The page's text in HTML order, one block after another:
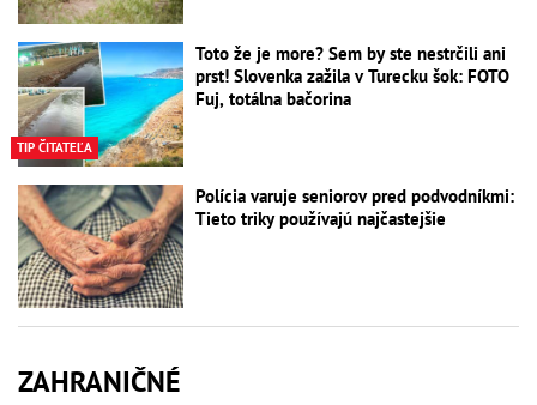
TIP ČITATEĽA
Toto že je more? Sem by ste nestrčili ani
prst! Slovenka zažila v Turecku šok: FOTO
Fuj, totálna bačorina
Polícia varuje seniorov pred podvodníkmi:
Tieto triky používajú najčastejšie
ZAHRANIČNÉ